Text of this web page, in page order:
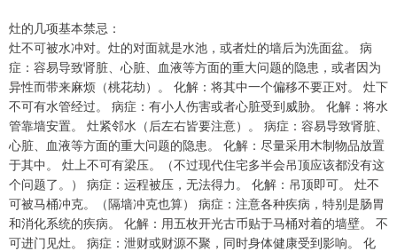
灶的几项基本禁忌：
灶不可被水冲对。灶的对面就是水池，或者灶的墙后为洗面盆。 病
症：容易导致肾脏、心脏、血液等方面的重大问题的隐患，或者因为
异性而带来麻烦（桃花劫）。 化解：将其中一个偏移不要正对。 灶下
不可有水管经过。 病症：有小人伤害或者心脏受到威胁。 化解：将水
管靠墙安置。 灶紧邻水（后左右皆要注意）。 病症：容易导致肾脏、
心脏、血液等方面的重大问题的隐患。 化解：尽量采用木制物品放置
于其中。 灶上不可有梁压。（不过现代住宅多半会吊顶应该都没有这
个问题了。） 病症：运程被压，无法得力。 化解：吊顶即可。 灶不
可被马桶冲克。（隔墙冲克也算） 病症：注意各种疾病，特别是肠胃
和消化系统的疾病。 化解：用五枚开光古币贴于马桶对着的墙壁。 不
可进门见灶。 病症：泄财或财源不聚，同时身体健康受到影响。 化